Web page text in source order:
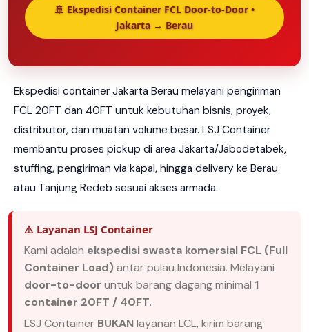
🚢 Ekspedisi Container FCL Door-to-Door •
Jakarta → Berau
Ekspedisi container Jakarta Berau melayani pengiriman
FCL 20FT dan 40FT untuk kebutuhan bisnis, proyek,
distributor, dan muatan volume besar. LSJ Container
membantu proses pickup di area Jakarta/Jabodetabek,
stuffing, pengiriman via kapal, hingga delivery ke Berau
atau Tanjung Redeb sesuai akses armada.
⚠️ Layanan LSJ Container
Kami adalah ekspedisi swasta komersial FCL (Full
Container Load) antar pulau Indonesia. Melayani
door-to-door untuk barang dagang minimal 1
container 20FT / 40FT.
LSJ Container BUKANlayanan LCL, kirim barang